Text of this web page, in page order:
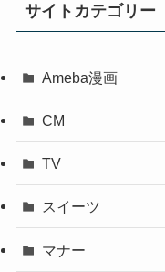
サイトカテゴリー
Ameba漫画
CM
TV
スイーツ
マナー